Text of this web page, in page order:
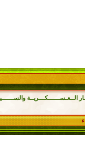
الــعـســــــكـــريــة